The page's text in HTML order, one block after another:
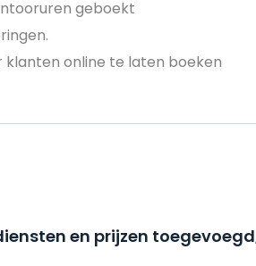
geboekt
online te laten boeken
en prijzen